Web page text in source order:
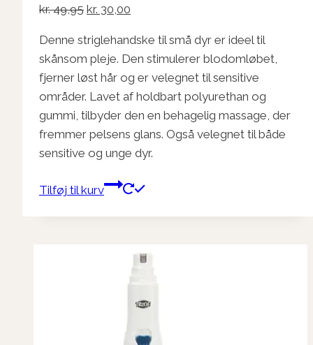
kr.49,95 Den
pris
var:
kr. 49,95.
kr. 30,00
pris
er:
kr. 30,00.
Denne striglehandske til små dyr er ideel til
skånsom pleje. Den stimulerer blodomløbet,
fjerner løst hår og er velegnet til sensitive
områder. Lavet af holdbart polyurethan og
gummi, tilbyder den en behagelig massage, der
fremmer pelsens glans. Også velegnet til både
sensitive og unge dyr.
Tilføj til kurv